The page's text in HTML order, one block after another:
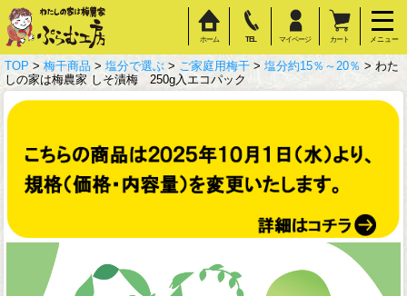
ホーム TEL マイページ カート メニュー
TOP > 梅干商品 > 塩分で選ぶ > ご家庭用梅干 > 塩分約15％～20％ > わた
しの家は梅農家 しそ漬梅 250g入エコパック